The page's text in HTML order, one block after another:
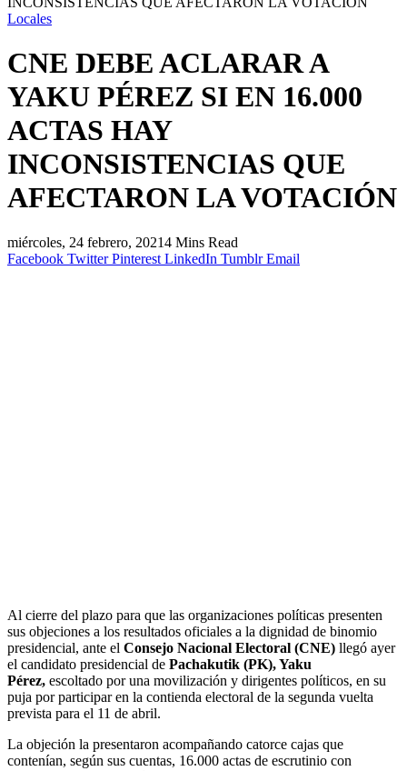
Locales
CNE DEBE ACLARAR A
YAKU PÉREZ SI EN 16.000
ACTAS HAY
INCONSISTENCIAS QUE
AFECTARON LA VOTACIÓN
miércoles, 24 febrero, 20214 Mins Read
Facebook Twitter Pinterest LinkedIn Tumblr Email
Al cierre del plazo para que las organizaciones políticas presenten
sus objeciones a los resultados oficiales a la dignidad de binomio
presidencial, ante el Consejo Nacional Electoral (CNE) llegó ayer
el candidato presidencial de Pachakutik (PK), Yaku
Pérez, escoltado por una movilización y dirigentes políticos, en su
puja por participar en la contienda electoral de la segunda vuelta
prevista para el 11 de abril.
La objeción la presentaron acompañando catorce cajas que
contenían, según sus cuentas, 16.000 actas de escrutinio con